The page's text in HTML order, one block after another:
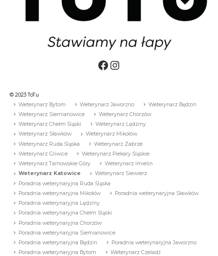
Facebook Instagram
© 2023 ToTu
Weterynarz Bytom
Weterynarz Jaworzno
Weterynarz Będzin
Weterynarz Siemianowice
Weterynarz Chorzów
Weterynarz Chełm Śląski
Weterynarz Lędziny
Weterynarz Sławków
Weterynarz Mikołów
Weterynarz Ruda Śląska
Weterynarz Zabrze
Weterynarz Gliwice
Weterynarz Piekary Śląskie
Weterynarz Tarnowskie Góry
Weterynarz Imielin
Weterynarz Katowice
Weterynarz Siewierz
Poradnia weterynaryjna Ruda Śląska
Poradnia weterynaryjna Mikołów
Poradnia weterynaryjna Sławków
Poradnia weterynaryjna Lędziny
Poradnia weterynaryjna Chełm Śląski
Poradnia weterynaryjna Chorzów
Poradnia weterynaryjna Siemianowice
Poradnia weterynaryjna Będzin
Poradnia weterynaryjna Jaworzno
Poradnia weterynaryjna Bytom
Weterynarz Czeladź